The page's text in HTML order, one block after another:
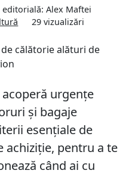
editorială: Alex Maftei
29vizualizări
urgențe
și bagaje
esențiale de
achiziție, pentru a te
când ai cu